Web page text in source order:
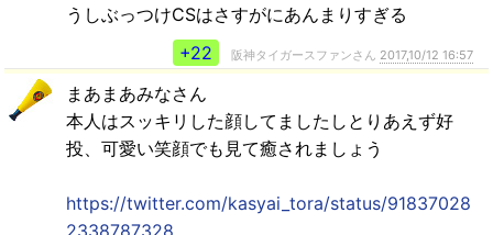
うしぶっつけCSはさすがにあんまりすぎる
+22
阪神タイガースファンさん 2017,10/12 16:57
まあまあみなさん
本人はスッキリした顔してましたしとりあえず好
投、可愛い笑顔でも見て癒されましょう
https://twitter.com/kasyai_tora/status/91837028